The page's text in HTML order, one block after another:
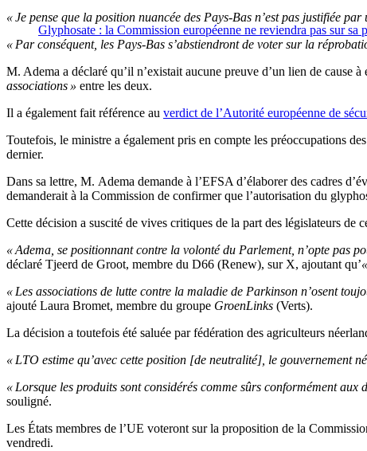
Glyphosate : la Commission européenne ne reviendra pas sur
« Je pense que la position nuancée des Pays-Bas n’est pas justifiée
« Par conséquent, les Pays-Bas s’abstiendront de voter sur la
M. Adema a déclaré qu’il n’existait aucune preuve d’un lien de cause
associations » entre les deux.
Il a également fait référence au verdict de l’Autorité européenne de
Toutefois, le ministre a également pris en compte les préoccupations
dernier.
Dans sa lettre, M. Adema demande à l’EFSA d’élaborer des cadres
demanderait à la Commission de confirmer que l’autorisation du
Cette décision a suscité de vives critiques de la part des législateurs de
« Adema, se positionnant contre la volonté du Parlement, n’opte pas
déclaré Tjeerd de Groot, membre du D66 (Renew), sur X, ajoutant qu’
« Les associations de lutte contre la maladie de Parkinson n’osent
ajouté Laura Bromet, membre du groupe GroenLinks (Verts).
La décision a toutefois été saluée par fédération des agriculteurs
« LTO estime qu’avec cette position [de neutralité], le gouvernement
« Lorsque les produits sont considérés comme sûrs conformément
souligné.
Les États membres de l’UE voteront sur la proposition de la
vendredi.